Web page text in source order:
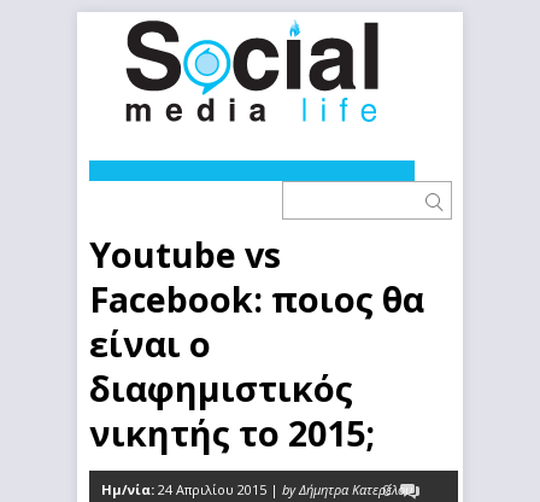
Youtube vs
Facebook: ποιος θα
είναι ο
διαφημιστικός
νικητής το 2015;
Ημ/νία: 24 Απριλίου 2015 | by Δήμητρα Κατερέλου
0